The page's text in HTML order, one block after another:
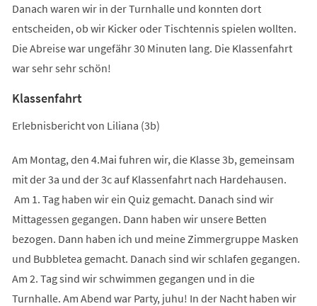
Danach waren wir in der Turnhalle und konnten dort
entscheiden, ob wir Kicker oder Tischtennis spielen wollten.
Die Abreise war ungefähr 30 Minuten lang. Die Klassenfahrt
war sehr sehr schön!
Klassenfahrt
Erlebnisbericht von Liliana (3b)
Am Montag, den 4.Mai fuhren wir, die Klasse 3b, gemeinsam
mit der 3a und der 3c auf Klassenfahrt nach Hardehausen.
Am 1. Tag haben wir ein Quiz gemacht. Danach sind wir
Mittagessen gegangen. Dann haben wir unsere Betten
bezogen. Dann haben ich und meine Zimmergruppe Masken
und Bubbletea gemacht. Danach sind wir schlafen gegangen.
Am 2. Tag sind wir schwimmen gegangen und in die
Turnhalle. Am Abend war Party, juhu! In der Nacht haben wir